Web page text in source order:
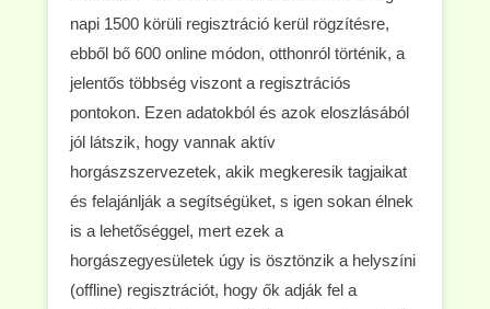
napi 1500 körüli regisztráció kerül rögzítésre,
ebből bő 600 online módon, otthonról történik, a
jelentős többség viszont a regisztrációs
pontokon. Ezen adatokból és azok eloszlásából
jól látszik, hogy vannak aktív
horgászszervezetek, akik megkeresik tagjaikat
és felajánlják a segítségüket, s igen sokan élnek
is a lehetőséggel, mert ezek a
horgászegyesületek úgy is ösztönzik a helyszíni
(offline) regisztrációt, hogy ők adják fel a